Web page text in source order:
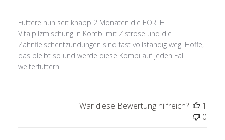
Füttere nun seit knapp 2 Monaten die EORTH
Vitalpilzmischung in Kombi mit Zistrose und die
Zahnfleischentzündungen sind fast vollständig weg. Hoffe,
das bleibt so und werde diese Kombi auf jeden Fall
weiterfüttern.
War diese Bewertung hilfreich?
1
0